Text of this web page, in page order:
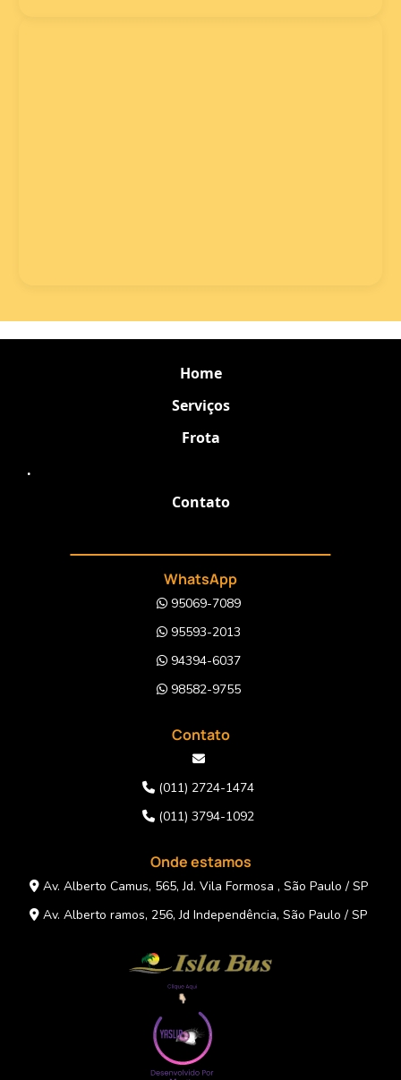
Home
Serviços
Frota
.
Contato
WhatsApp
95069-7089
95593-2013
94394-6037
98582-9755
Contato
(011) 2724-1474
(011) 3794-1092
Onde estamos
Av. Alberto Camus, 565, Jd. Vila Formosa , São Paulo / SP
Av. Alberto ramos, 256, Jd Independência, São Paulo / SP